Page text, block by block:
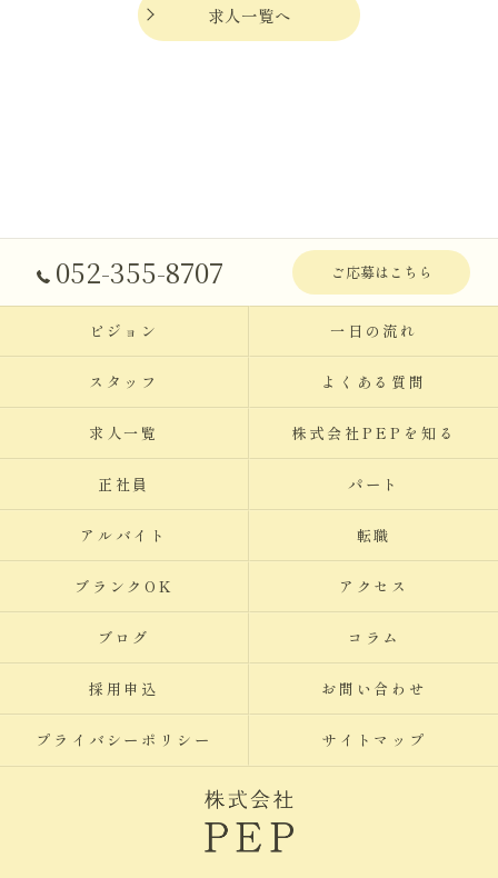
求人一覧へ
052-355-8707 ご応募はこちら
ビジョン 一日の流れ
スタッフ よくある質問
求人一覧 株式会社PEPを知る
正社員 パート
アルバイト 転職
ブランクOK アクセス
ブログ コラム
採用申込 お問い合わせ
プライバシーポリシー サイトマップ